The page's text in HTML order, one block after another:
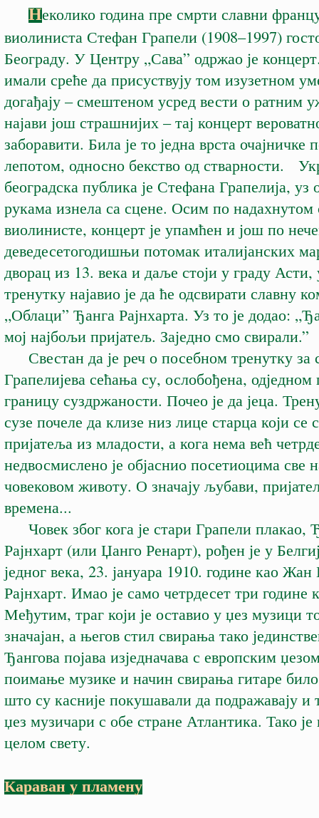
Неколико година пре смрти славни
виолиниста Стефан Грапели (1908–1997)
Београду. У Центру „Сава” одржао је
имали среће да присуствују том изузетном
догађају – смештеном усред вести о ратним
најави још страшнијих – тај концерт
заборавити. Била је то једна врста очајничке
лепотом, односно бекство од стварности.
београдска публика је Стефана Грапелија, уз
рукама изнела са сцене. Осим по
виолинисте, концерт је упамћен и још по
деведесетогодишњи потомак италијанских
дворац из 13. века и даље стоји у граду Асти,
тренутку најавио је да ће одсвирати славну
„Облаци” Ђанга Рајнхарта. Уз то је додао:
мој најбољи пријатељ. Заједно смо свирали.”
Свестан да је реч о посебном тренутку за
Грапелијева сећања су, ослобођена,
границу суздржаности. Почео је да јеца.
сузе почеле да клизе низ лице старца који се
пријатеља из младости, а кога нема већ
недвосмислено је објаснио посетиоцима све
човековом животу. О значају љубави,
времена...
Човек због кога је стари Грапели плакао,
Рајнхарт (или Џанго Ренарт), рођен је у
једног века, 23. јануара 1910. године као Жан
Рајнхарт. Имао је само четрдесет три
Међутим, траг који је оставио у џез музици
значајан, а његов стил свирања тако
Ђангова појава изједначава с европским
поимање музике и начин свирања гитаре
што су касније покушавали да подражавају и
џез музичари с обе стране Атлантика. Тако
целом свету.
Караван у пламену